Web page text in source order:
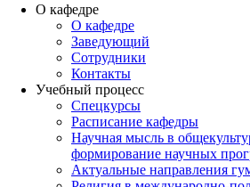
О кафедре
О кафедре
Заведующий
Сотрудники
Контакты
Учебный процесс
Спецкурсы
Расписание кафедры
Научная мысль в
формирование научных
Актуальные направления